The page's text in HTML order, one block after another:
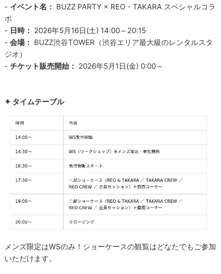
- イベント名： BUZZ PARTY × REO・TAKARA スペシャルコラ
ボ
- 日時： 2026年5月16日(土) 14:00～20:15
-会場： BUZZ渋谷TOWER（渋谷エリア最大級のレンタルスタ
ジオ）
-チケット販売開始： 2026年5月1日(金) 0:00～
✦ タイムテーブル
メンズ限定はWSのみ！ショーケースの観覧はどなたでもご参加
いただけます。